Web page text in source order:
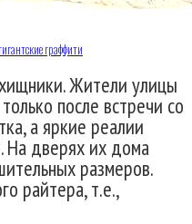
граффити
Жители улицы
после встречи со
а яркие реалии
На дверях их дома
размеров.
райтера, т.е.,